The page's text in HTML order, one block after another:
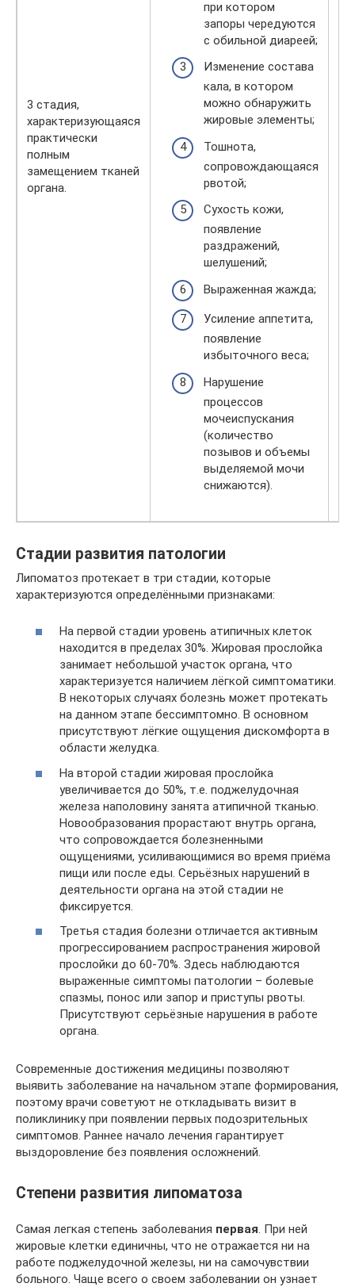
3 стадия,
характеризующаяся
практически
полным
замещением тканей
органа.
при котором
запоры чередуются
с обильной диареей;
Изменение состава
кала, в котором
можно обнаружить
жировые элементы;
Тошнота,
сопровождающаяся
рвотой;
Сухость кожи,
появление
раздражений,
шелушений;
Выраженная жажда;
Усиление аппетита,
появление
избыточного веса;
Нарушение
процессов
мочеиспускания
(количество
позывов и объемы
выделяемой мочи
снижаются).
Стадии развития патологии
Липоматоз протекает в три стадии, которые
характеризуются определёнными признаками:
На первой стадии уровень атипичных клеток
находится в пределах 30%. Жировая прослойка
занимает небольшой участок органа, что
характеризуется наличием лёгкой симптоматики.
В некоторых случаях болезнь может протекать
на данном этапе бессимптомно. В основном
присутствуют лёгкие ощущения дискомфорта в
области желудка.
На второй стадии жировая прослойка
увеличивается до 50%, т.е. поджелудочная
железа наполовину занята атипичной тканью.
Новообразования прорастают внутрь органа,
что сопровождается болезненными
ощущениями, усиливающимися во время приёма
пищи или после еды. Серьёзных нарушений в
деятельности органа на этой стадии не
фиксируется.
Третья стадия болезни отличается активным
прогрессированием распространения жировой
прослойки до 60-70%. Здесь наблюдаются
выраженные симптомы патологии – болевые
спазмы, понос или запор и приступы рвоты.
Присутствуют серьёзные нарушения в работе
органа.
Современные достижения медицины позволяют
выявить заболевание на начальном этапе формирования,
поэтому врачи советуют не откладывать визит в
поликлинику при появлении первых подозрительных
симптомов. Раннее начало лечения гарантирует
выздоровление без появления осложнений.
Степени развития липоматоза
Самая легкая степень заболевания первая . При ней
жировые клет­ки единичны, что не отражается ни на
работе поджелудочной железы, ни на самочувствии
боль­ного. Чаще всего о своем заболевании он узнает